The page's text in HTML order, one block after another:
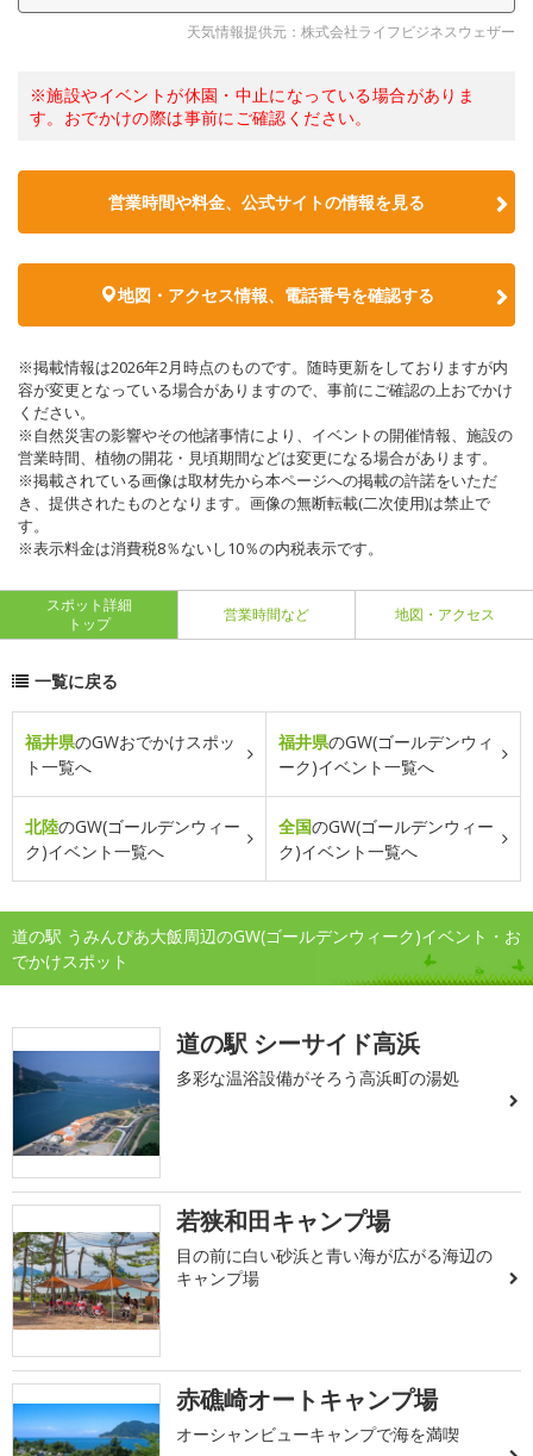
天気情報提供元：株式会社ライフビジネスウェザー
※施設やイベントが休園・中止になっている場合がありま
す。おでかけの際は事前にご確認ください。
営業時間や料金、公式サイトの情報を見る
地図・アクセス情報、電話番号を確認する
※掲載情報は2026年2月時点のものです。随時更新をしておりますが内
容が変更となっている場合がありますので、事前にご確認の上おでかけ
ください。
※自然災害の影響やその他諸事情により、イベントの開催情報、施設の
営業時間、植物の開花・見頃期間などは変更になる場合があります。
※掲載されている画像は取材先から本ページへの掲載の許諾をいただ
き、提供されたものとなります。画像の無断転載(二次使用)は禁止で
す。
※表示料金は消費税8％ないし10％の内税表示です。
スポット詳細
トップ
営業時間など 地図・アクセス
一覧に戻る
福井県のGWおでかけスポッ
ト一覧へ
福井県のGW(ゴールデンウィ
ーク)イベント一覧へ
北陸のGW(ゴールデンウィー
ク)イベント一覧へ
全国のGW(ゴールデンウィー
ク)イベント一覧へ
道の駅 うみんぴあ大飯周辺のGW(ゴールデンウィーク)イベント・お
でかけスポット
道の駅 シーサイド高浜
多彩な温浴設備がそろう高浜町の湯処
若狭和田キャンプ場
目の前に白い砂浜と青い海が広がる海辺の
キャンプ場
赤礁崎オートキャンプ場
オーシャンビューキャンプで海を満喫